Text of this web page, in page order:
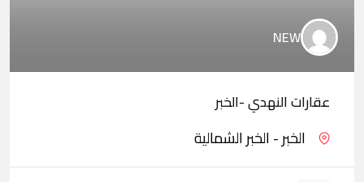
NEW
عقارات النهدي -الخبر
الخبر - الخبر الشمالية